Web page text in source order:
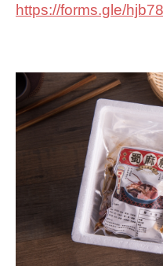
https://forms.gle/